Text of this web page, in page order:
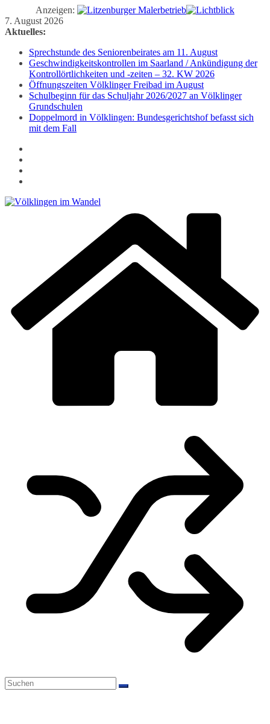
Anzeigen:
Zum
Inhalt
7. August 2026
Aktuelles:
Sprechstunde des Seniorenbeirates am 11. August
Geschwindigkeitskontrollen im Saarland / Ankündigung der
Kontrollörtlichkeiten und -zeiten – 32. KW 2026
Öffnungszeiten Völklinger Freibad im August
Schulbeginn für das Schuljahr 2026/2027 an Völklinger
Grundschulen
Doppelmord in Völklingen: Bundesgerichtshof befasst sich
mit dem Fall